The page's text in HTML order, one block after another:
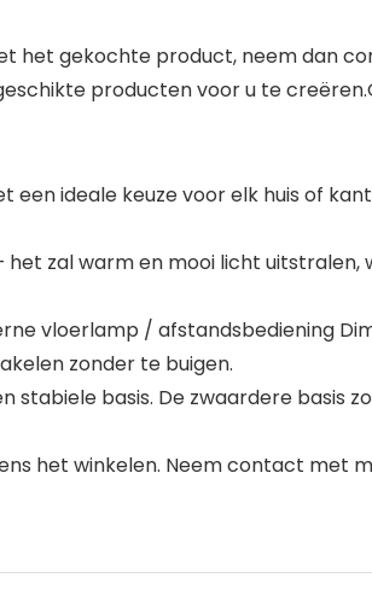
het gekochte product, neem dan
producten voor u te
ideale keuze voor elk huis of
zal warm en mooi licht
vloerlamp / afstandsbediening
zonder te buigen.
stabiele basis. De zwaardere
het winkelen. Neem contact met